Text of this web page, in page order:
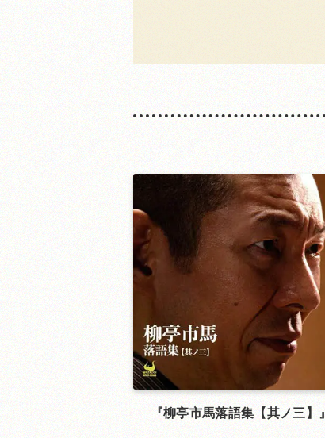
柳亭市馬落語集【其ノ三】